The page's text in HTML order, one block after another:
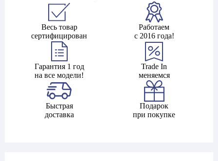
Весь товар
сертифицирован
Работаем
с 2016 года!
Гарантия 1 год
на все модели!
Trade In
меняемся
Быстрая
доставка
Подарок
при покупке